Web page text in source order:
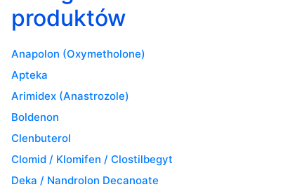
produktów
Anapolon (Oxymetholone)
Apteka
Arimidex (Anastrozole)
Boldenon
Clenbuterol
Clomid / Klomifen / Clostilbegyt
Deka / Nandrolon Decanoate